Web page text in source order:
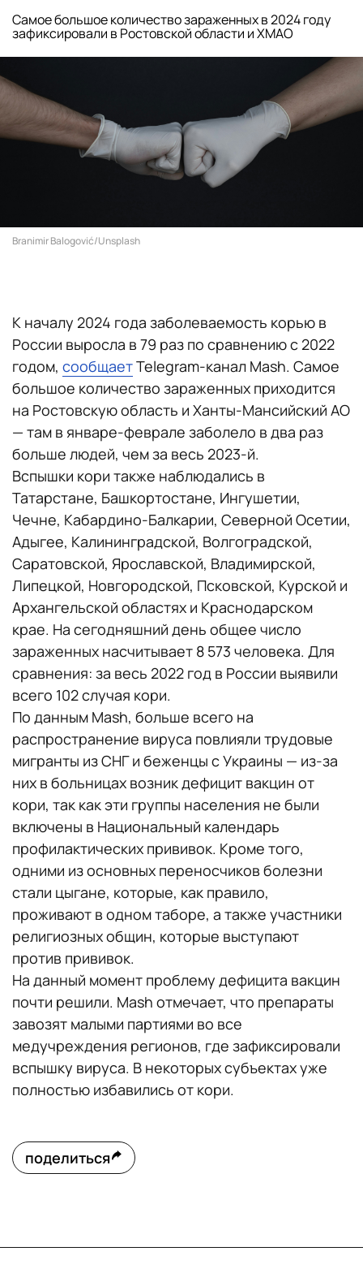
Самое большое количество зараженных в 2024 году
зафиксировали в Ростовской области и ХМАО
Branimir Balogović/Unsplash
К началу 2024 года заболеваемость корью в
России выросла в 79 раз по сравнению с 2022
годом, сообщаетTelegram-канал Mash. Самое
большое количество зараженных приходится
на Ростовскую область и Ханты-Мансийский АО
— там в январе-феврале заболело в два раз
больше людей, чем за весь 2023-й.
Вспышки кори также наблюдались в
Татарстане, Башкортостане, Ингушетии,
Чечне, Кабардино-Балкарии, Северной Осетии,
Адыгее, Калининградской, Волгоградской,
Саратовской, Ярославской, Владимирской,
Липецкой, Новгородской, Псковской, Курской и
Архангельской областях и Краснодарском
крае. На сегодняшний день общее число
зараженных насчитывает 8 573 человека. Для
сравнения: за весь 2022 год в России выявили
всего 102 случая кори.
По данным Mash, больше всего на
распространение вируса повлияли трудовые
мигранты из СНГ и беженцы с Украины — из-за
них в больницах возник дефицит вакцин от
кори, так как эти группы населения не были
включены в Национальный календарь
профилактических прививок. Кроме того,
одними из основных переносчиков болезни
стали цыгане, которые, как правило,
проживают в одном таборе, а также участники
религиозных общин, которые выступают
против прививок.
На данный момент проблему дефицита вакцин
почти решили. Mash отмечает, что препараты
завозят малыми партиями во все
медучреждения регионов, где зафиксировали
вспышку вируса. В некоторых субъектах уже
полностью избавились от кори.
поделиться